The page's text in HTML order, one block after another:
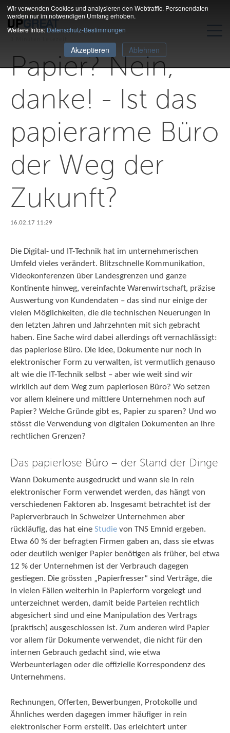
Wir verwenden Cookies und analysieren den Webtraffic. Personendaten
werden nur im notwendigen Umfang erhoben.
Weitere Infos:Datenschutz-Bestimmungen
Akzeptieren Ablehnen
Papier? Nein,
danke! - Ist das
papierarme Büro
der Weg der
Zukunft?
16.02.17 11:29
Die Digital- und IT-Technik hat im unternehmerischen
Umfeld vieles verändert. Blitzschnelle Kommunikation,
Videokonferenzen über Landesgrenzen und ganze
Kontinente hinweg, vereinfachte Warenwirtschaft, präzise
Auswertung von Kundendaten – das sind nur einige der
vielen Möglichkeiten, die die technischen Neuerungen in
den letzten Jahren und Jahrzehnten mit sich gebracht
haben. Eine Sache wird dabei allerdings oft vernachlässigt:
das papierlose Büro. Die Idee, Dokumente nur noch in
elektronischer Form zu verwalten, ist vermutlich genauso
alt wie die IT-Technik selbst – aber wie weit sind wir
wirklich auf dem Weg zum papierlosen Büro? Wo setzen
vor allem kleinere und mittlere Unternehmen noch auf
Papier? Welche Gründe gibt es, Papier zu sparen? Und wo
stösst die Verwendung von digitalen Dokumenten an ihre
rechtlichen Grenzen?
Das papierlose Büro – der Stand der Dinge
Wann Dokumente ausgedruckt und wann sie in rein
elektronischer Form verwendet werden, das hängt von
verschiedenen Faktoren ab. Insgesamt betrachtet ist der
Papierverbrauch in Schweizer Unternehmen aber
rückläufig, das hat eine Studie von TNS Emnid ergeben.
Etwa 60 % der befragten Firmen gaben an, dass sie etwas
oder deutlich weniger Papier benötigen als früher, bei etwa
12 % der Unternehmen ist der Verbrauch dagegen
gestiegen. Die grössten „Papierfresser“ sind Verträge, die
in vielen Fällen weiterhin in Papierform vorgelegt und
unterzeichnet werden, damit beide Parteien rechtlich
abgesichert sind und eine Manipulation des Vertrags
(praktisch) ausgeschlossen ist. Zum anderen wird Papier
vor allem für Dokumente verwendet, die nicht für den
internen Gebrauch gedacht sind, wie etwa
Werbeunterlagen oder die offizielle Korrespondenz des
Unternehmens.
Rechnungen, Offerten, Bewerbungen, Protokolle und
Ähnliches werden dagegen immer häufiger in rein
elektronischer Form erstellt. Das erleichtert unter